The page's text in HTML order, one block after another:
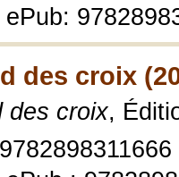
des croix
des croix,